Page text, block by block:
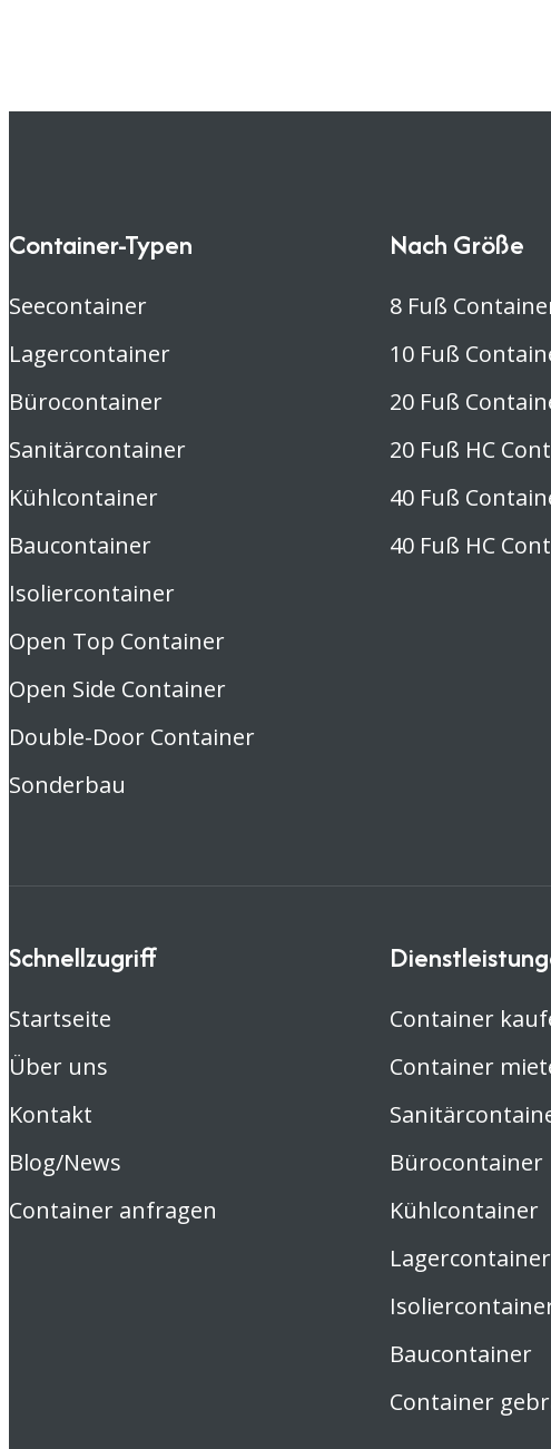
Container-Typen
Seecontainer
Lagercontainer
Bürocontainer
Sanitärcontainer
Kühlcontainer
Baucontainer
Isoliercontainer
Open Top Container
Open Side Container
Double-Door Container
Sonderbau
Nach Größe
8 Fuß
10 Fuß
20 Fuß
20 Fuß HC
40 Fuß
40 Fuß HC
Schnellzugriff
Startseite
Über uns
Kontakt
Blog/News
Container anfragen
Container
Container
Bürocontainer
Kühlcontainer
Lagercontainer
Baucontainer
Container